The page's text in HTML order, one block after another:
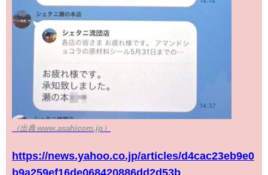
（出典 www.asahicom.jp）
https://news.yahoo.co.jp/articles/d4cac23eb9e0
b9a259ef16de068420886dd2d53b